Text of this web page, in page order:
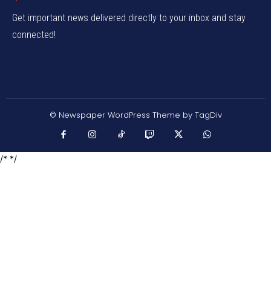
Get important news delivered directly to your inbox and stay
connected!
© Newspaper WordPress Theme by TagDiv
/* */